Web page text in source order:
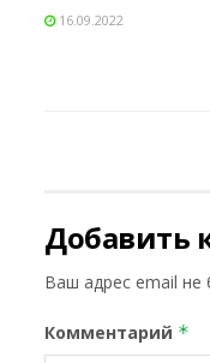
16.09.2022
Добавить
Ваш адрес email не
Комментарий *